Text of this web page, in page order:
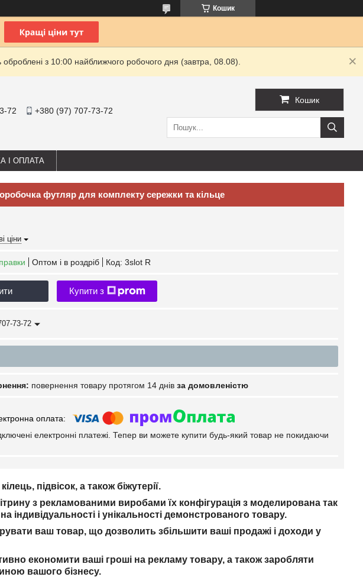
Кошик
з 10:00 найближчого робочого дня (завтра, 08.08).
72 +380 (97) 707-73-72
Кошик
І ОПЛАТА
футляр для комплекту сережки та кільце
ціни
Оптом і в роздріб Код: 3slot R
Купити з
73-72
повернення товару протягом 14 днів за домовленістю
електронні платежі. Тепер ви можете купити будь-який товар не покидаючи
підвісок, а також біжутерії.
з рекламованими виробами їх конфігурація з моделирована так
і унікальності демонстрованого товару.
ваш товар, що дозволить збільшити ваші продажі і доходи у
економити ваші гроші на рекламу товару, а також заробляти
вашого бізнесу.